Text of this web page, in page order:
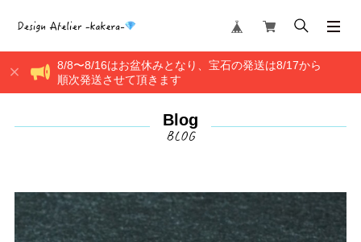
8/8〜8/16はお盆休みとなり、宝石の発送は8/17から
順次発送させて頂きます
Blog